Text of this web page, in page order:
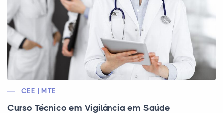
CEE | MTE
Curso Técnico em Vigilância em Saúde